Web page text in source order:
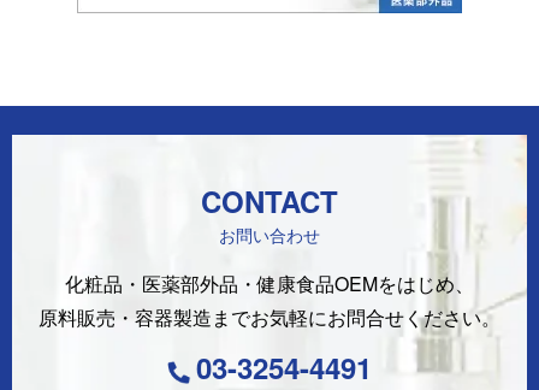
CONTACT
お問い合わせ
化粧品・医薬部外品・健康食品OEMをはじめ、
原料販売・容器製造までお気軽にお問合せください。
03-3254-4491